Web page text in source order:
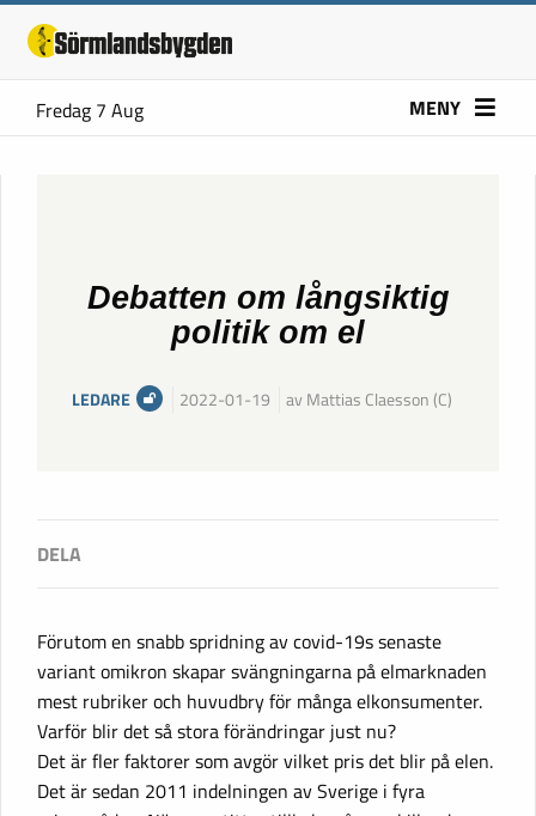
Fredag 7 Aug MENY
Debatten om långsiktig
politik om el
LEDARE 2022-01-19 av Mattias Claesson (C)
Förutom en snabb spridning av covid-19s senaste
variant omikron skapar svängningarna på elmarknaden
mest rubriker och huvudbry för många elkonsumenter.
Varför blir det så stora förändringar just nu?
Det är fler faktorer som avgör vilket pris det blir på elen.
Det är sedan 2011 indelningen av Sverige i fyra